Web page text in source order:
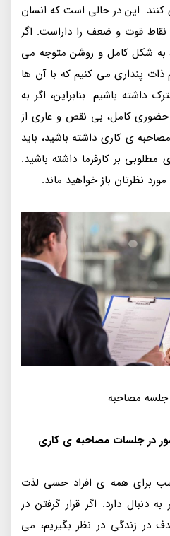
کنند. این در حالی است که انسان
قوت و ضعف را داراست. اگر
به شکل کامل و روشن متوجه می
ذات پنداری می کنیم که با آن ها
باشیم. بنابراین، اگر به
حضوری کامل، بی نقص و عاری از
ی کاری داشته باشید، باید
مطلوبی بر کارفرما داشته باشید.
نظرتان باز خواهید ماند.
مصاحبه
در جلسات مصاحبه ی کاری
برای همه ی افراد حسی لذت
دنبال دارد. اگر قرار گرفتن در
در زندگی در نظر بگیریم، می